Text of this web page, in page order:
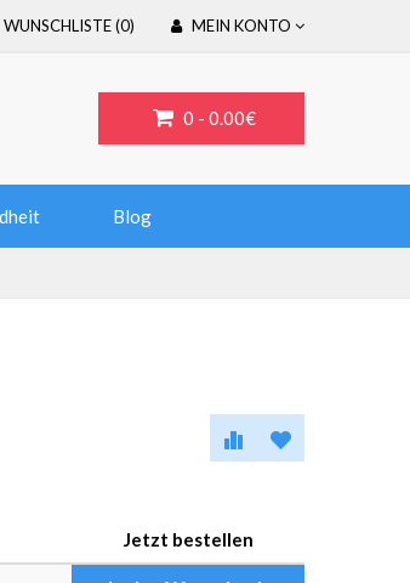
WUNSCHLISTE (0) MEIN KONTO
0 - 0.00€
Blog
Jetzt bestellen